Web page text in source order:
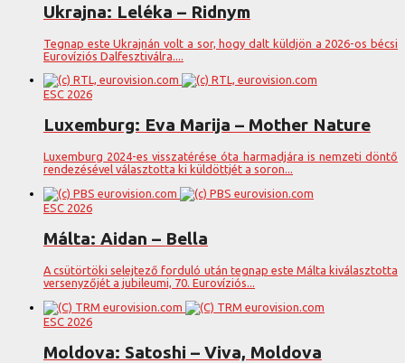
Ukrajna: Leléka – Ridnym
Tegnap este Ukrajnán volt a sor, hogy dalt küldjön a 2026-os bécsi
Eurovíziós Dalfesztiválra....
ESC 2026
Luxemburg: Eva Marija – Mother Nature
Luxemburg 2024-es visszatérése óta harmadjára is nemzeti döntő
rendezésével választotta ki küldöttjét a soron...
ESC 2026
Málta: Aidan – Bella
A csütörtöki selejtező forduló után tegnap este Málta kiválasztotta
versenyzőjét a jubileumi, 70. Eurovíziós...
ESC 2026
Moldova: Satoshi – Viva, Moldova